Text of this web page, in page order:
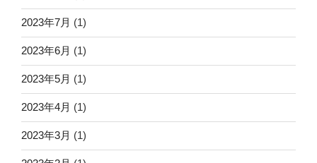
2023年7月 (1)
2023年6月 (1)
2023年5月 (1)
2023年4月 (1)
2023年3月 (1)